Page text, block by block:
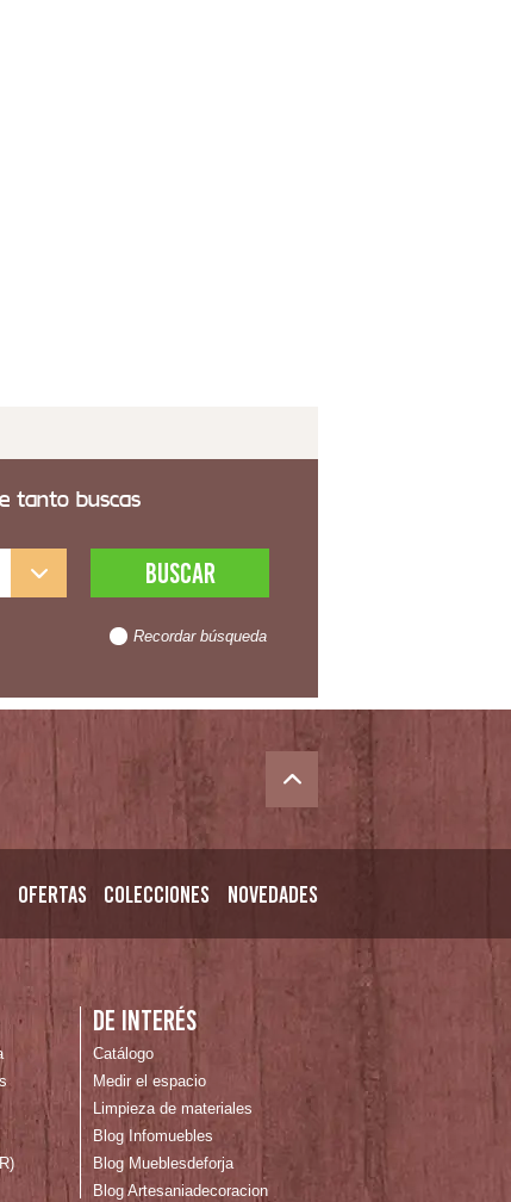
tanto buscas
Recordar búsqueda
Ofertas Colecciones Novedades
De interés
Catálogo
Medir el espacio
Limpieza de materiales
Blog Infomuebles
Blog Mueblesdeforja
Blog Artesaniadecoracion